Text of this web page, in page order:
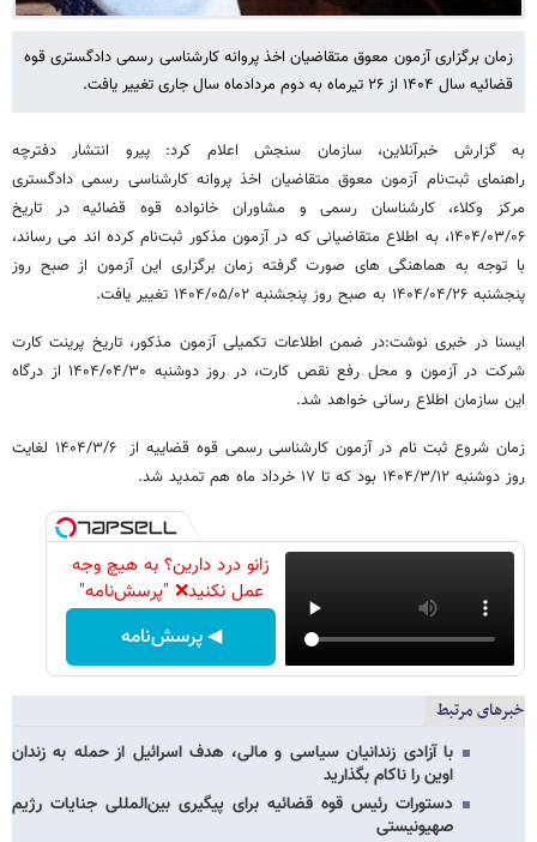
زمان برگزاری آزمون معوق متقاضیان اخذ پروانه کارشناسی رسمی دادگستری قوه
قضائیه سال ۱۴۰۴ از ۲۶ تیرماه به دوم مردادماه سال جاری تغییر یافت.
به گزارش خبرآنلاین، سازمان سنجش اعلام کرد: پیرو انتشار دفترچه
راهنمای ثبت‌نام آزمون معوق متقاضیان اخذ پروانه کارشناسی رسمی دادگستری
مرکز وکلاء، کارشناسان رسمی و مشاوران خانواده قوه قضائیه در تاریخ
۱۴۰۴/۰۳/۰۶، به اطلاع متقاضیانی که در آزمون مذکور ثبت‌نام کرده اند می رساند،
با توجه به هماهنگی های صورت گرفته زمان برگزاری این آزمون از صبح روز
پنجشنبه ۱۴۰۴/۰۴/۲۶ به صبح روز پنجشنبه ۱۴۰۴/۰۵/۰۲ تغییر یافت.
ایسنا در خبری نوشت:در ضمن اطلاعات تکمیلی آزمون مذکور، تاریخ پرینت کارت
شرکت در آزمون و محل رفع نقص کارت، در روز دوشنبه ۱۴۰۴/۰۴/۳۰ از درگاه
این سازمان اطلاع رسانی خواهد شد.
زمان شروع ثبت نام در آزمون کارشناسی رسمی قوه قضاییه از ۱۴۰۴/۳/۶ لغایت
روز دوشنبه ۱۴۰۴/۳/۱۲ بود که تا ۱۷ خرداد ماه هم تمدید شد.
زانو درد دارین؟ به هیچ وجه
عمل نکنید❌ "پرسش‌نامه"
◀ پرسش‌نامه
خبرهای مرتبط
با آزادی زندانیان سیاسی و مالی، هدف اسرائیل از حمله به زندان
اوین را ناکام بگذارید
دستورات رئیس قوه قضائیه برای پیگیری بین‌المللی جنایات رژیم
صهیونیستی